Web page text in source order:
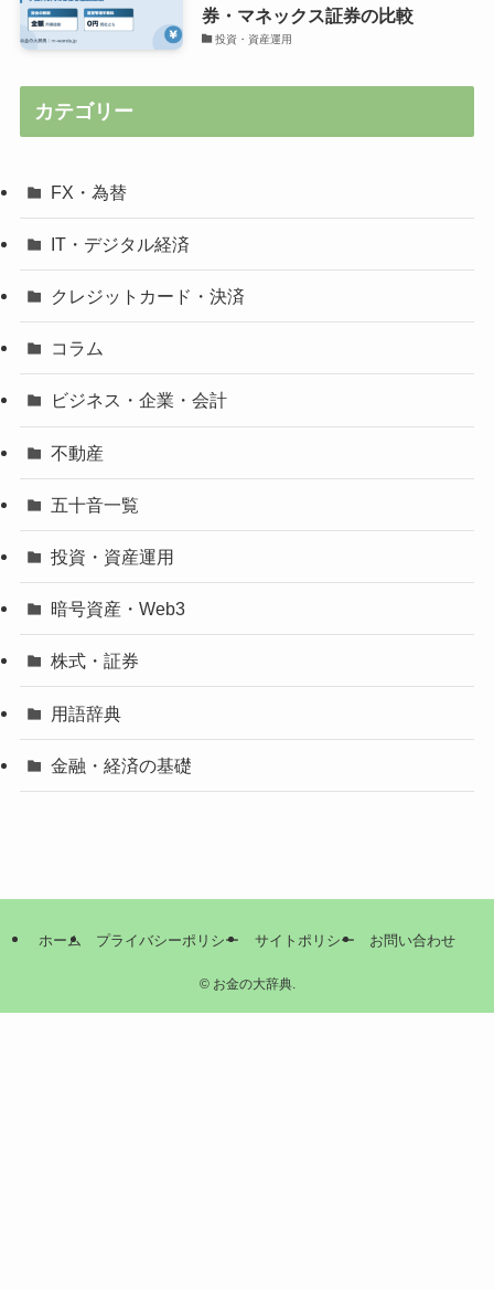
券・マネックス証券の比較
投資・資産運用
カテゴリー
FX・為替
IT・デジタル経済
クレジットカード・決済
コラム
ビジネス・企業・会計
不動産
五十音一覧
投資・資産運用
暗号資産・Web3
株式・証券
用語辞典
金融・経済の基礎
ホーム プライバシーポリシー サイトポリシー お問い合わせ
©お金の大辞典.